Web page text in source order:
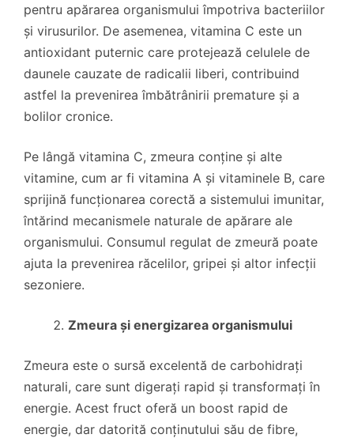
pentru apărarea organismului împotriva bacteriilor
și virusurilor. De asemenea, vitamina C este un
antioxidant puternic care protejează celulele de
daunele cauzate de radicalii liberi, contribuind
astfel la prevenirea îmbătrânirii premature și a
bolilor cronice.
Pe lângă vitamina C, zmeura conține și alte
vitamine, cum ar fi vitamina A și vitaminele B, care
sprijină funcționarea corectă a sistemului imunitar,
întărind mecanismele naturale de apărare ale
organismului. Consumul regulat de zmeură poate
ajuta la prevenirea răcelilor, gripei și altor infecții
sezoniere.
Zmeura și energizarea organismului
Zmeura este o sursă excelentă de carbohidrați
naturali, care sunt digerați rapid și transformați în
energie. Acest fruct oferă un boost rapid de
energie, dar datorită conținutului său de fibre,